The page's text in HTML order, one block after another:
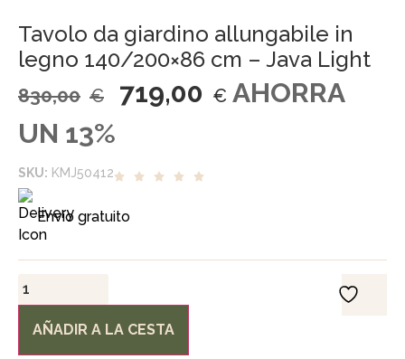
Tavolo da giardino allungabile in
legno 140/200×86 cm – Java Light
830,00 € 719,00 € AHORRA
UN 13%
SKU: KMJ50412
Envío gratuito
AÑADIR A LA CESTA